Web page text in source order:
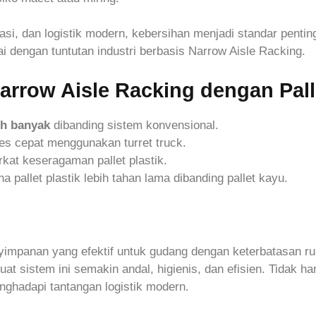
dan logistik modern, kebersihan menjadi standar
dengan tuntutan industri berbasis Narrow Aisle Racking.
Aisle Racking dengan
banyak dibanding sistem konvensional.
cepat menggunakan turret truck.
keseragaman pallet plastik.
pallet plastik lebih tahan lama dibanding pallet kayu.
yang efektif untuk gudang dengan keterbatasan
sistem ini semakin andal, higienis, dan efisien. Tidak
tantangan logistik modern.